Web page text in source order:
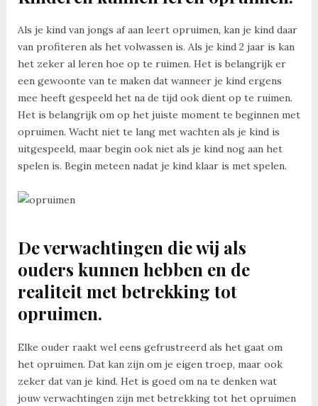
Als je kind van jongs af aan leert opruimen, kan je kind daar
van profiteren als het volwassen is. Als je kind 2 jaar is kan
het zeker al leren hoe op te ruimen. Het is belangrijk er
een gewoonte van te maken dat wanneer je kind ergens
mee heeft gespeeld het na de tijd ook dient op te ruimen.
Het is belangrijk om op het juiste moment te beginnen met
opruimen. Wacht niet te lang met wachten als je kind is
uitgespeeld, maar begin ook niet als je kind nog aan het
spelen is. Begin meteen nadat je kind klaar is met spelen.
De verwachtingen die wij als
ouders kunnen hebben en de
realiteit met betrekking tot
opruimen.
Elke ouder raakt wel eens gefrustreerd als het gaat om
het opruimen. Dat kan zijn om je eigen troep, maar ook
zeker dat van je kind. Het is goed om na te denken wat
jouw verwachtingen zijn met betrekking tot het opruimen